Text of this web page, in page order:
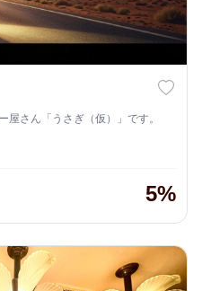
屋さん「うさぎ（仮）」です。
5%